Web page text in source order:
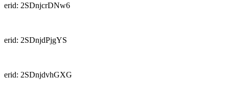
erid: 2SDnjcrDNw6
erid: 2SDnjdPjgYS
erid: 2SDnjdvhGXG